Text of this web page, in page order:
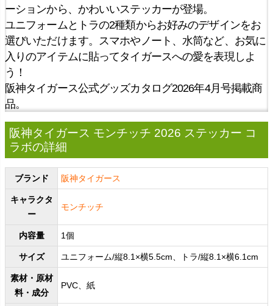
ーションから、かわいいステッカーが登場。
ユニフォームとトラの2種類からお好みのデザインをお
選びいただけます。スマホやノート、水筒など、お気に
入りのアイテムに貼ってタイガースへの愛を表現しよ
う！
阪神タイガース公式グッズカタログ2026年4月号掲載商
品。
阪神タイガース モンチッチ 2026 ステッカー コ
ラボの詳細
ブランド 阪神タイガース
キャラクタ
ー
モンチッチ
内容量 1個
サイズ ユニフォーム/縦8.1×横5.5cm、トラ/縦8.1×横6.1cm
素材・原材
料・成分
PVC、紙